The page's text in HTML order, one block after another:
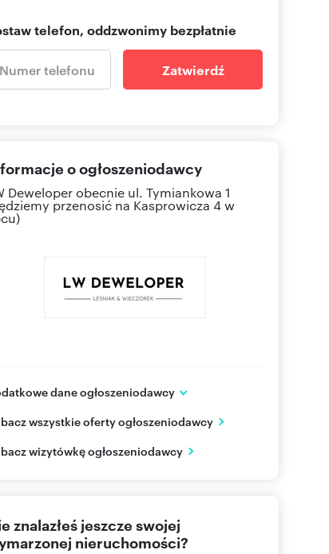
telefon, oddzwonimy bezpłatnie
Zatwierdź
o ogłoszeniodawcy
Deweloperobecnie ul. Tymiankowa 1
przenosić na Kasprowicza 4 w
dane ogłoszeniodawcy
1
wszystkie oferty ogłoszeniodawcy
wizytówkę ogłoszeniodawcy
znalazłeś jeszcze swojej
nieruchomości?